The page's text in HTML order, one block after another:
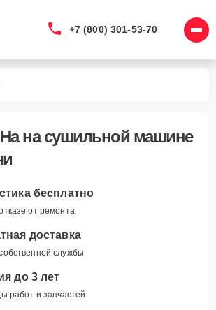
+7 (800) 301-53-70
на сушильной машине
бесплатно
от ремонта
доставка
службы
до 3 лет
работ и запчастей